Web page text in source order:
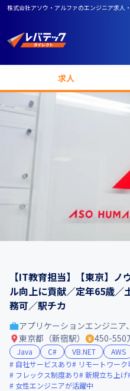
株式会社アソウ・アルファのエンジニア求人
求人
【IT教育担当】【東京】
ル向上に貢献／定年65歳／
務可／駅チカ
アプリケーションエンジニア
東京都（新宿駅）
450-550
Java C# VB.NET AWS
自社サービスあり
リモートワーク
フレックス制度あり
新規立ち上げ
女性エンジニアが活躍中